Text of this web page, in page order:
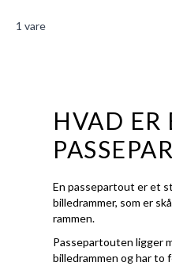
1 vare
HVAD ER
En passepartout er et
billedrammer, som er
rammen.
Passepartouten ligger
billedrammen og har to